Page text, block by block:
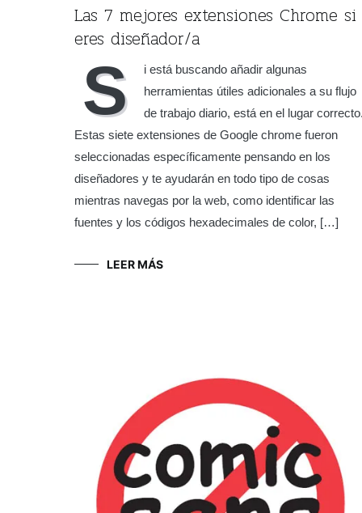
Las 7 mejores extensiones Chrome si
eres diseñador/a
S
i está buscando añadir algunas
herramientas útiles adicionales a su flujo
de trabajo diario, está en el lugar correcto.
Estas siete extensiones de Google chrome fueron
seleccionadas específicamente pensando en los
diseñadores y te ayudarán en todo tipo de cosas
mientras navegas por la web, como identificar las
fuentes y los códigos hexadecimales de color, […]
LEER MÁS